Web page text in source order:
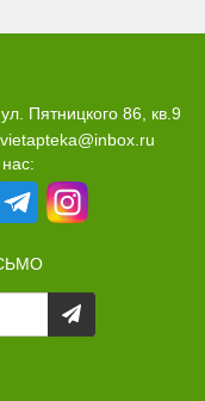
Пятницкого 86, кв.9